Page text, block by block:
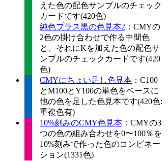
えた色の配色サンプルのチェック
カードです(420色)
純色プラス黒の色見本2 ：CMYの
2色の掛け合わせで作る中間色
と、それにKを加えた色の配色サ
ンプルのチェックカードです(420
色)
CMYにちょい足し色見本 ：C100
とM100とY100の単色をベースに
他の色を足した色見本です(420色:
重複色有)
10%刻みのCMY色見本 ：CMYの3
つの色の組み合わせを0〜100％を
10%刻みで作った色のコンビネー
ション(1331色)